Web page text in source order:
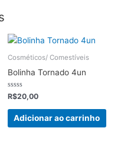
Cosméticos/ Comestíveis
Bolinha Tornado 4un
Avaliação
0
de
R$20,00
Adicionar ao carrinho